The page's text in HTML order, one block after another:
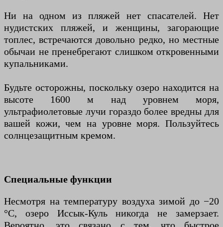
Ни на одном из пляжей нет спасателей. Нет
нудистских пляжей, и женщины, загорающие
топлес, встречаются довольно редко, но местные
обычаи не пренебрегают слишком откровенными
купальниками.
Будьте осторожны, поскольку озеро находится на
высоте 1600 м над уровнем моря,
ультрафиолетовые лучи гораздо более вредны для
вашей кожи, чем на уровне моря. Пользуйтесь
солнцезащитным кремом.
Специальные функции
Несмотря на температуру воздуха зимой до −20
°C, озеро Иссык-Куль никогда не замерзает.